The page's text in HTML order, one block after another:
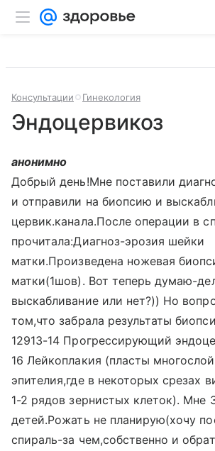
Консультации Гинекология
Эндоцервикоз
анонимно
Добрый день!Мне поставили
и отправили на биопсию и
цервик.канала.После операции в
прочитала:Диагноз-эрозия шейки
матки.Произведена ножевая
матки(1шов). Вот теперь думаю-
выскабливание или нет?)) Но
том,что забрала результаты
12913-14 Прогрессирующий
16 Лейкоплакия (пласты
эпителия,где в некоторых срезах
1-2 рядов зернистых клеток). Мне
детей.Рожать не планирую(хочу
спираль-за чем,собственно и